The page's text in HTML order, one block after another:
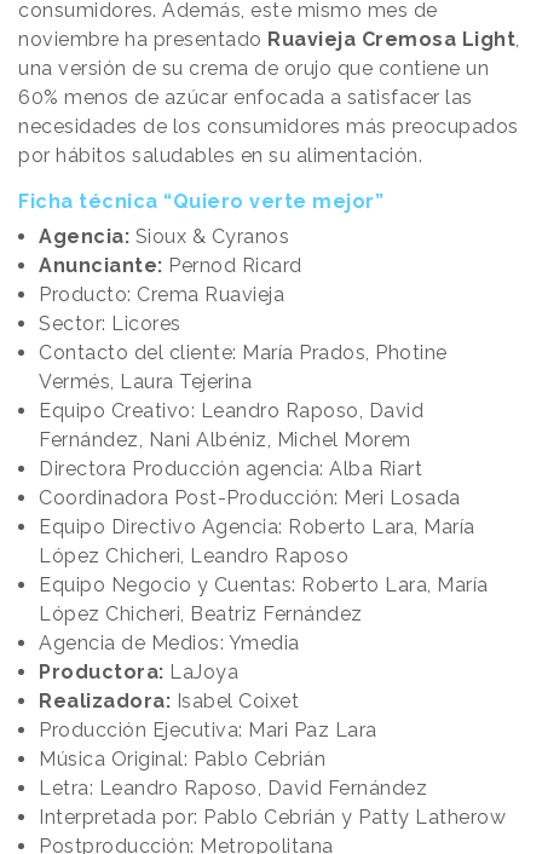
consumidores. Además, este mismo mes de
noviembre ha presentado Ruavieja Cremosa Light
una versión de su crema de orujo que contiene un
60% menos de azúcar enfocada a satisfacer las
necesidades de los consumidores más preocupados
por hábitos saludables en su alimentación.
Ficha técnica “Quiero verte mejor”
Agencia: Sioux & Cyranos
Anunciante: Pernod Ricard
Producto: Crema Ruavieja
Sector: Licores
Contacto del cliente: María Prados, Photine
Vermés, Laura Tejerina
Equipo Creativo: Leandro Raposo, David
Fernández, Nani Albéniz, Michel Morem
Directora Producción agencia: Alba Riart
Coordinadora Post-Producción: Meri Losada
Equipo Directivo Agencia: Roberto Lara, María
López Chicheri, Leandro Raposo
Equipo Negocio y Cuentas: Roberto Lara, María
López Chicheri, Beatriz Fernández
Agencia de Medios: Ymedia
Productora: LaJoya
Realizadora: Isabel Coixet
Producción Ejecutiva: Mari Paz Lara
Música Original: Pablo Cebrián
Letra: Leandro Raposo, David Fernández
Interpretada por: Pablo Cebrián y Patty Latherow
Postproducción: Metropolitana